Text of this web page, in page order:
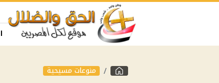
منوعات مسيحية